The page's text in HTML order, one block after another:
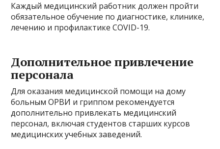
Каждый медицинский работник должен пройти
обязательное обучение по диагностике, клинике,
лечению и профилактике COVID-19.
Дополнительное привлечение
персонала
Для оказания медицинской помощи на дому
больным ОРВИ и гриппом рекомендуется
дополнительно привлекать медицинский
персонал, включая студентов старших курсов
медицинских учебных заведений.